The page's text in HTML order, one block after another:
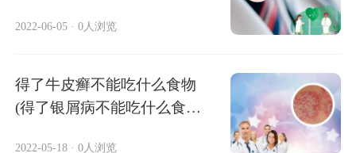
2022-06-05 · 0人浏览
得了牛皮癣不能吃什么食物
(得了银屑病不能吃什么食
2022-05-18 · 0人浏览